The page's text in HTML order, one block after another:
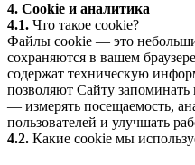
4. Cookie и аналитика
4.1. Что такое cookie?
Файлы cookie — это
сохраняются в вашем
содержат техническую
позволяют Сайту
— измерять посещаемость,
пользователей и улучшать
4.2. Какие cookie мы